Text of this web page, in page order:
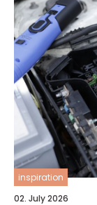
inspiration
02. July 2026